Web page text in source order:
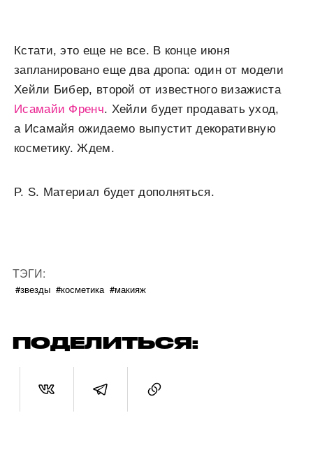
Кстати, это еще не все. В конце июня
запланировано еще два дропа: один от модели
Хейли Бибер, второй от известного визажиста
Исамайи Френч. Хейли будет продавать уход,
а Исамайя ожидаемо выпустит декоративную
косметику. Ждем.
P. S. Материал будет дополняться.
ТЭГИ:
#звезды #косметика #макияж
ПОДЕЛИТЬСЯ: